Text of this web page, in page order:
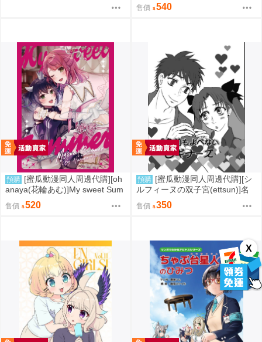
X
(同人誌)
售價 540
預購 [蜜瓜動漫同人周邊代購][oh
anaya(花輪あむ)]My sweet Sum
mer【特典付】(LoveLive虹ヶ咲
学園スクールアイドル同好会)(同
售價 520
預購 [蜜瓜動漫同人周邊代購][シ
ルフィーヌの双子宮(ettsun)]名
前もよべないビギナーズ【特典
付】(FGO/stay night)(同人誌)
售價 350